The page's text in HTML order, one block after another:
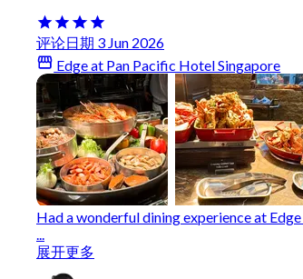
评论日期 3 Jun 2026
Edge at Pan Pacific Hotel Singapore
Had a wonderful dining experience at
...
展开更多